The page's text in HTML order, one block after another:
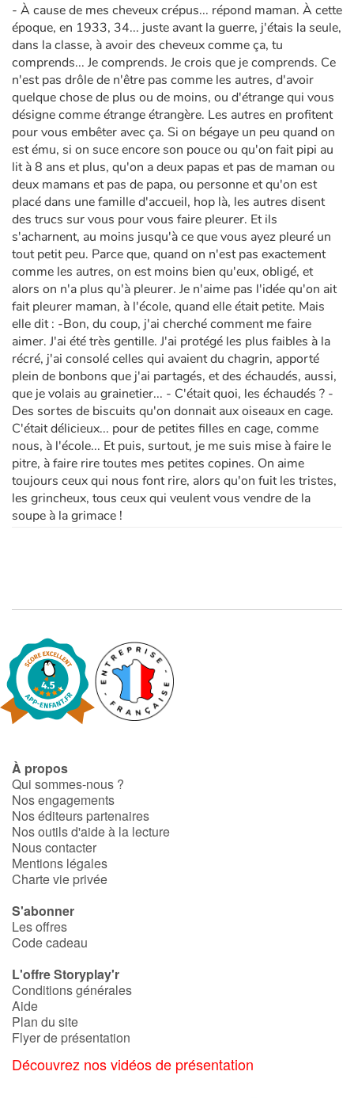
- À cause de mes cheveux crépus... répond maman. À cette
époque, en 1933, 34... juste avant la guerre, j'étais la seule,
dans la classe, à avoir des cheveux comme ça, tu
comprends... Je comprends. Je crois que je comprends. Ce
n'est pas drôle de n'être pas comme les autres, d'avoir
quelque chose de plus ou de moins, ou d'étrange qui vous
désigne comme étrange étrangère. Les autres en profitent
pour vous embêter avec ça. Si on bégaye un peu quand on
est ému, si on suce encore son pouce ou qu'on fait pipi au
lit à 8 ans et plus, qu'on a deux papas et pas de maman ou
deux mamans et pas de papa, ou personne et qu'on est
placé dans une famille d'accueil, hop là, les autres disent
des trucs sur vous pour vous faire pleurer. Et ils
s'acharnent, au moins jusqu'à ce que vous ayez pleuré un
tout petit peu. Parce que, quand on n'est pas e­xac­te­ment
comme les autres, on est moins bien qu'eux, obligé, et
alors on n'a plus qu'à pleurer. Je n'aime pas l'idée qu'on ait
fait pleurer maman, à l'école, quand elle était petite. Mais
elle dit : -Bon, du coup, j'ai cherché comment me faire
aimer. J'ai été très gentille. J'ai protégé les plus faibles à la
récré, j'ai consolé celles qui avaient du chagrin, apporté
plein de bonbons que j'ai partagés, et des échaudés, aussi,
que je volais au grainetier... - C'était quoi, les échaudés ? -
Des sortes de biscuits qu'on donnait aux oiseaux en cage.
C'était délicieux... pour de petites filles en cage, comme
nous, à l'école... Et puis, surtout, je me suis mise à faire le
pitre, à faire rire toutes mes petites copines. On aime
toujours ceux qui nous font rire, alors qu'on fuit les tristes,
les grincheux, tous ceux qui veulent vous vendre de la
soupe à la grimace !
À propos
Qui sommes-nous ?
Nos engagements
Nos éditeurs partenaires
Nos outils d'aide à la lecture
Nous contacter
Mentions légales
Charte vie privée
S'abonner
Les offres
Code cadeau
L'offre Storyplay'r
Conditions générales
Aide
Plan du site
Flyer de présentation
Découvrez nos vidéos de présentation